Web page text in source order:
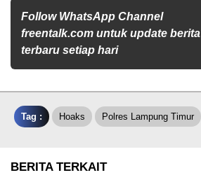
Follow WhatsApp Channel
freentalk.com untuk update berita
terbaru setiap hari
Tag : Hoaks Polres Lampung Timur
BERITA TERKAIT